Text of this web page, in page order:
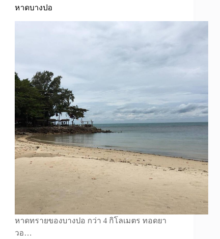
หาดบางปอ
หาดทรายของบางปอ กว่า 4 กิโลเมตร ทอดยา
วอ…